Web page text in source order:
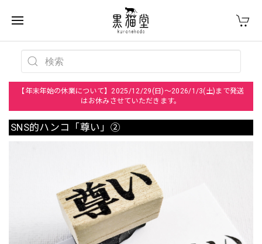
【年末年始の休業について】2025/12/29(日)～2026/1/3(土)まで発送
はお休みさせていただきます。
SNS的ハンコ「尊い」②